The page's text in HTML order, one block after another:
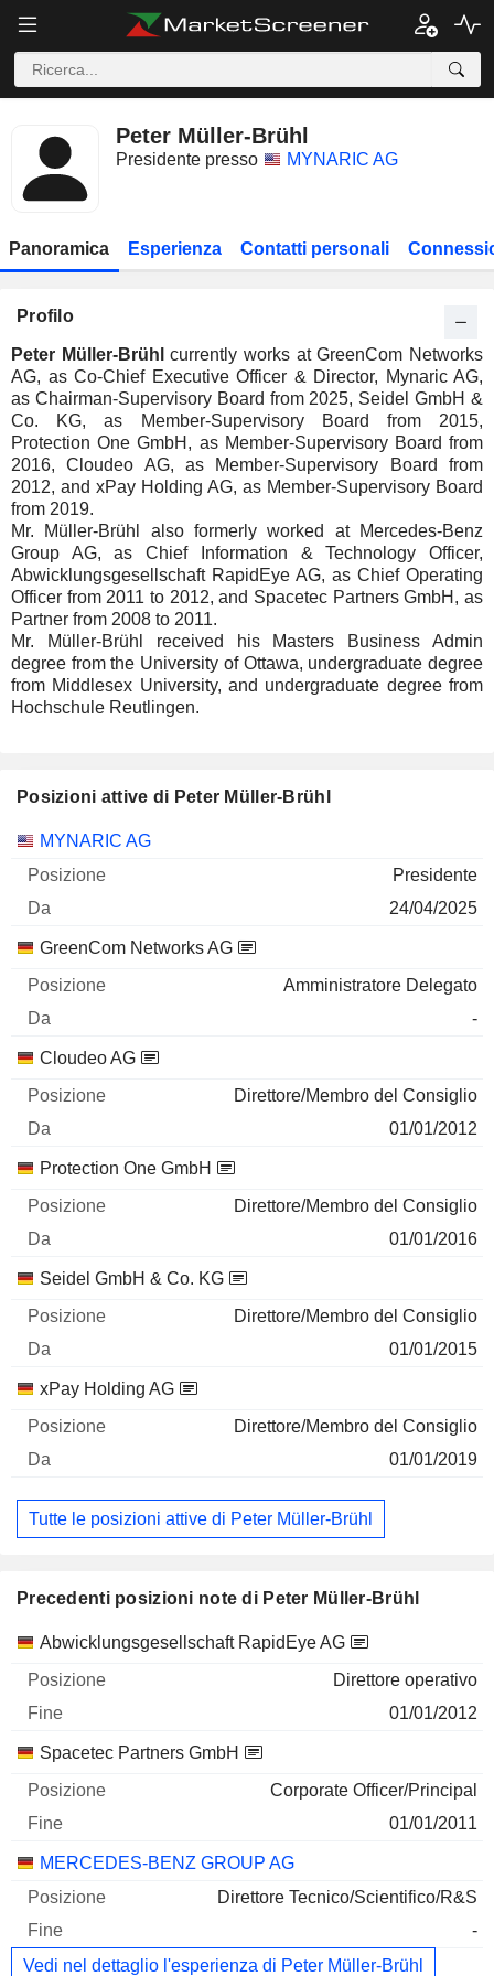
Peter Müller-Brühl
Presidente presso MYNARIC AG
Panoramica Esperienza Contatti personali
Profilo
Peter Müller-Brühl currently works at GreenCom Networks
AG, as Co-Chief Executive Officer & Director, Mynaric AG,
as Chairman-Supervisory Board from 2025, Seidel GmbH &
Co. KG, as Member-Supervisory Board from 2015,
Protection One GmbH, as Member-Supervisory Board from
2016, Cloudeo AG, as Member-Supervisory Board from
2012, and xPay Holding AG, as Member-Supervisory Board
from 2019.
Mr. Müller-Brühl also formerly worked at Mercedes-Benz
Group AG, as Chief Information & Technology Officer,
Abwicklungsgesellschaft RapidEye AG, as Chief Operating
Officer from 2011 to 2012, and Spacetec Partners GmbH, as
Partner from 2008 to 2011.
Mr. Müller-Brühl received his Masters Business Admin
degree from the University of Ottawa, undergraduate degree
from Middlesex University, and undergraduate degree from
Hochschule Reutlingen.
Posizioni attive di Peter Müller-Brühl
Società Posizione
MYNARIC AG
Presidente
24/04/2025
GreenCom Networks AG
Amministratore Delegato
-
Cloudeo AG
Direttore/Membro del Consiglio
01/01/2012
Protection One GmbH
Direttore/Membro del Consiglio
01/01/2016
Seidel GmbH & Co. KG
Direttore/Membro del Consiglio
01/01/2015
xPay Holding AG
Direttore/Membro del Consiglio
01/01/2019
Tutte le posizioni attive di Peter Müller-Brühl
Precedenti posizioni note di Peter Müller-Brühl
Società Posizione Fine
Abwicklungsgesellschaft RapidEye AG
Direttore operativo
01/01/2012
Spacetec Partners GmbH
Corporate Officer/Principal
01/01/2011
MERCEDES-BENZ GROUP AG
Direttore Tecnico/Scientifico/R&S
-
Vedi nel dettaglio l'esperienza di Peter Müller-Brühl